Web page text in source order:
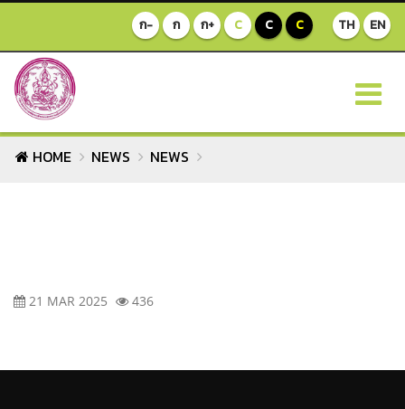
TH EN
ก- ก ก+ C C C
HOME NEWS NEWS
21 MAR 2025 436